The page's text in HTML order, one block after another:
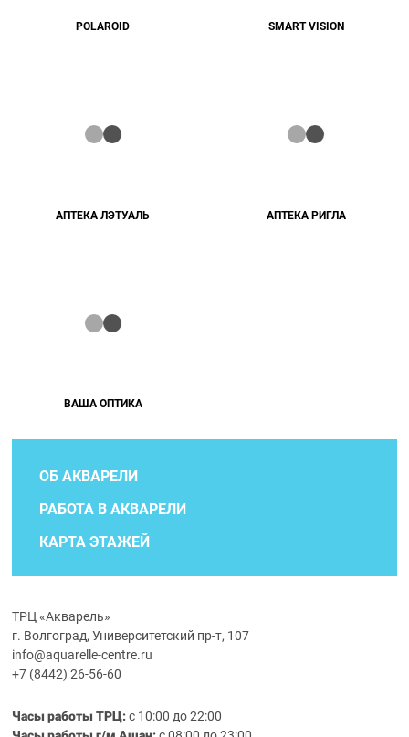
POLAROID SMART VISION
АПТЕКА ЛЭТУАЛЬ АПТЕКА РИГЛА
ВАША ОПТИКА
ОБ АКВАРЕЛИ
РАБОТА В АКВАРЕЛИ
КАРТА ЭТАЖЕЙ
ТРЦ «Акварель»
г. Волгоград, Университетский пр-т, 107
info@aquarelle-centre.ru
+7 (8442) 26-56-60
Часы работы ТРЦ:с 10:00 до 22:00